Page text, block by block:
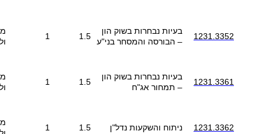
1231.3352
בעיות נבחרות בשוק הון
– הבורסה והמסחר בני"ע
1.5
1
1231.3361
בעיות נבחרות בשוק הון
– תמחור אג"ח
1.5
1
1231.3362 ניתוח והשקעות נדל"ן 1.5
1